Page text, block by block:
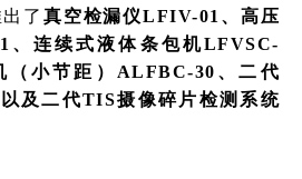
了 真空检漏仪LFIV-01、高压
、连续式液体条包机LFVSC-
小节距） ALFBC-30、二代
及二代TIS摄像碎片检测系统